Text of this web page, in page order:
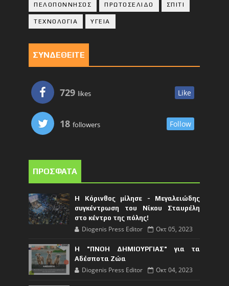
ΠΕΛΟΠΟΝΝΗΣΟΣ ΠΡΩΤΟΣΕΛΙΔΟ ΣΠΙΤΙ
ΤΕΧΝΟΛΟΓΙΑ ΥΓΕΙΑ
ΣΥΝΔΕΘΕΙΤΕ
729 likes Like
18 followers Follow
ΠΡΟΣΦΑΤΑ
Η Κόρινθος μίλησε - Μεγαλειώδης
συγκέντρωση του Νίκου Σταυρέλη
στο κέντρο της πόλης!
Diogenis Press Editor Οκτ 05, 2023
Η "ΠΝΟΗ ΔΗΜΙΟΥΡΓΙΑΣ" για τα
Αδέσποτα Ζώα
Diogenis Press Editor Οκτ 04, 2023